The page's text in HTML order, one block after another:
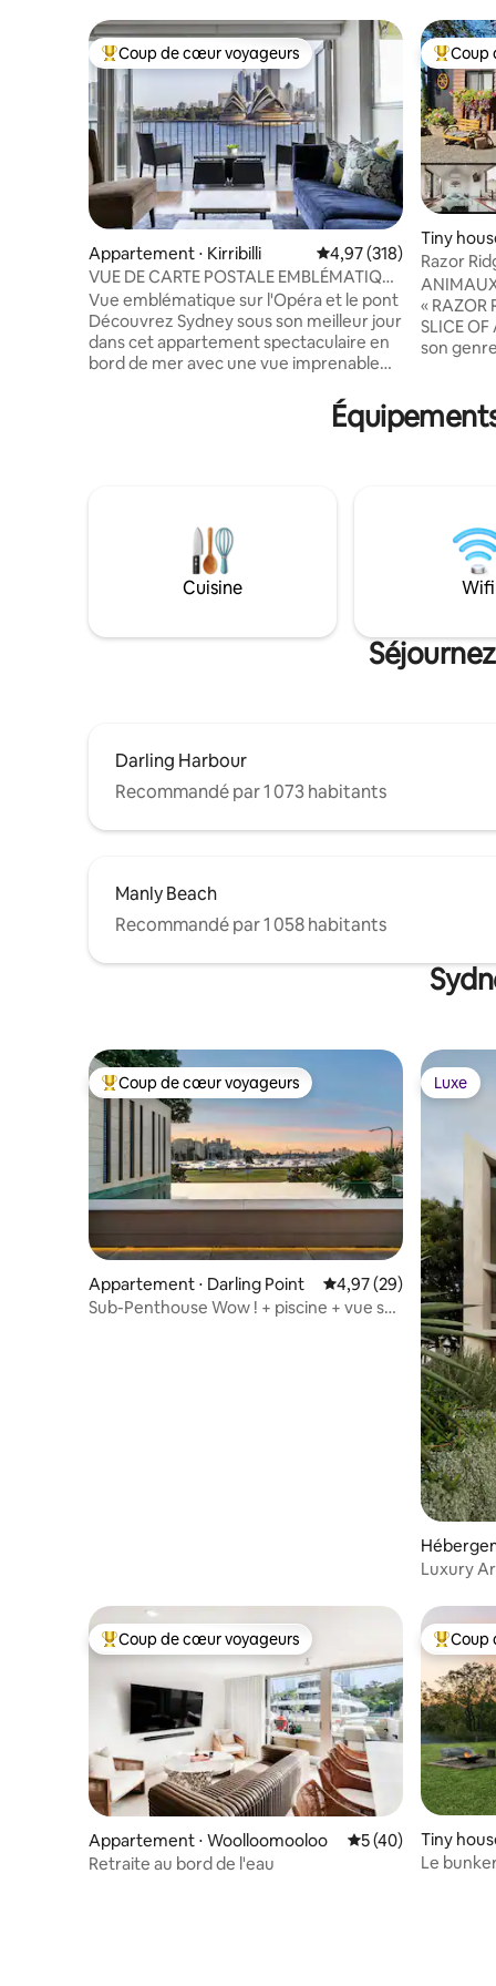
Coups de cœur voyageurs les plus appréciés
Coup de cœur voyageurs
Appartement ⋅ Kirribilli Évaluation moyenne
4,97 (318)
VUE DE CARTE POSTALE EMBLÉMATIQUE
DU PORT ET DE L'OPÉRA DE SYDNEY
Vue emblématique sur l'Opéra et le pont
Découvrez Sydney sous son meilleur jour
dans cet appartement spectaculaire en
bord de mer avec une vue imprenable
Magnifiquement meublé, cuisine
moderne, salon élégant et balcon fait
Disponible comme indiqué sur le
calendrier Airbnb. Stationnement : limité
à 2 heures. Pas idéal pour les voyageurs
avec voiture. Réveillon du Nouvel An -
Coups
Coup
Tiny
Razor
Animaux
« RAZOR
SLICE
son
de
dans les
Sydney
soleil
Cuisine Wifi
Darling Harbour
Recommandé par 1 073 habitants
Manly Beach
Recommandé par 1 058 habitants
Coups de cœur voyageurs les plus appréciés
Coup de cœur voyageurs
Appartement ⋅ Darling Point Évaluation moyenne
4,97 (29)
Sub-Penthouse Wow ! + piscine + vue sur
Luxe
Luxe
nLuxury
Coups de cœur voyageurs les plus appréciés
Coup de cœur voyageurs
Appartement ⋅ Woolloomooloo Évaluation
5 (40)
Retraite au bord de l'eau
Coups
Coup
Tiny
Le